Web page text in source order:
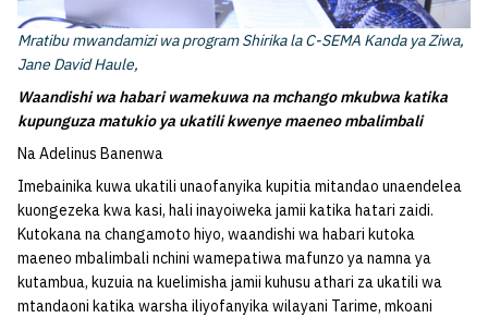
Mratibu mwandamizi wa program Shirika la C-SEMA Kanda ya Ziwa,
Jane David Haule,
Waandishi wa habari wamekuwa na mchango mkubwa katika
kupunguza matukio ya ukatili kwenye maeneo mbalimbali
Na Adelinus Banenwa
Imebainika kuwa ukatili unaofanyika kupitia mitandao unaendelea
kuongezeka kwa kasi, hali inayoiweka jamii katika hatari zaidi.
Kutokana na changamoto hiyo, waandishi wa habari kutoka
maeneo mbalimbali nchini wamepatiwa mafunzo ya namna ya
kutambua, kuzuia na kuelimisha jamii kuhusu athari za ukatili wa
mtandaoni katika warsha iliyofanyika wilayani Tarime, mkoani